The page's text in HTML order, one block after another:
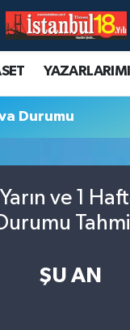
Durumu
ve 1
ŞU AN